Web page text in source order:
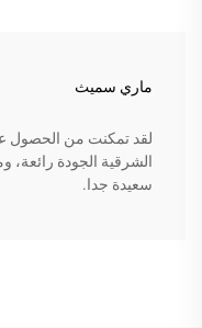
ماري سميث
لقد تمكنت من الحصول
الشرقية الجودة
سعيدة جدا.